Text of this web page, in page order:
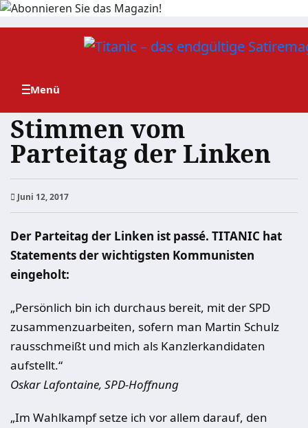
Zum
Stimmen vom
Parteitag der Linken
Juni 12, 2017
Der Parteitag der Linken ist passé. TITANIC hat
Statements der wichtigsten Kommunisten
eingeholt:
„Persönlich bin ich durchaus bereit, mit der SPD
zusammenzuarbeiten, sofern man Martin Schulz
rausschmeißt und mich als Kanzlerkandidaten
aufstellt.“
Oskar Lafontaine, SPD-Hoffnung
„Im Wahlkampf setze ich vor allem darauf, den